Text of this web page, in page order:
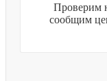
Проверим
сообщим